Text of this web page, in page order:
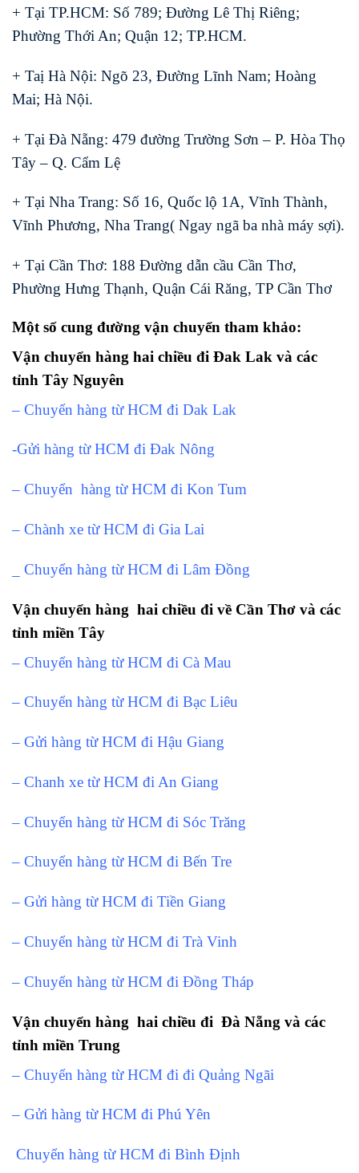
+ Tại TP.HCM: Số 789; Đường Lê Thị Riêng;
Phường Thới An; Quận 12; TP.HCM.
+ Taị Hà Nội: Ngõ 23, Đường Lĩnh Nam; Hoàng
Mai; Hà Nội.
+ Tại Đà Nẵng: 479 đường Trường Sơn – P. Hòa Thọ
Tây – Q. Cẩm Lệ
+ Tại Nha Trang: Số 16, Quốc lộ 1A, Vĩnh Thành,
Vĩnh Phương, Nha Trang( Ngay ngã ba nhà máy sợi).
+ Tại Cần Thơ: 188 Đường dẫn cầu Cần Thơ,
Phường Hưng Thạnh, Quận Cái Răng, TP Cần Thơ
Một số cung đường vận chuyển tham khảo:
Vận chuyển hàng hai chiều đi Đak Lak và các
tỉnh Tây Nguyên
– Chuyển hàng từ HCM đi Dak Lak
-Gửi hàng từ HCM đi Đak Nông
– Chuyển hàng từ HCM đi Kon Tum
– Chành xe từ HCM đi Gia Lai
_ Chuyển hàng từ HCM đi Lâm Đồng
Vận chuyển hàng hai chiều đi về Cần Thơ và các
tỉnh miền Tây
– Chuyển hàng từ HCM đi Cà Mau
– Chuyển hàng từ HCM đi Bạc Liêu
– Gửi hàng từ HCM đi Hậu Giang
– Chanh xe từ HCM đi An Giang
– Chuyển hàng từ HCM đi Sóc Trăng
– Chuyển hàng từ HCM đi Bến Tre
– Gửi hàng từ HCM đi Tiền Giang
– Chuyển hàng từ HCM đi Trà Vinh
– Chuyển hàng từ HCM đi Đồng Tháp
Vận chuyển hàng hai chiều đi Đà Nẵng và các
tỉnh miền Trung
– Chuyển hàng từ HCM đi đi Quảng Ngãi
– Gửi hàng từ HCM đi Phú Yên
Chuyển hàng từ HCM đi Bình Định